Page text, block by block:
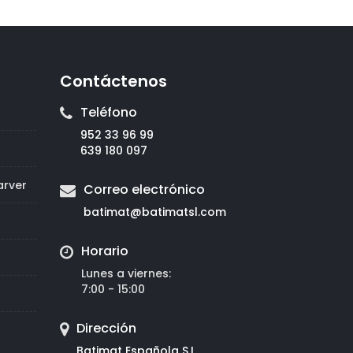
Contáctenos
Teléfono
952 33 96 99
639 180 097
Correo electrónico
batimat@batimatsl.com
Horario
Lunes a viernes:
7:00 - 15:00
Dirección